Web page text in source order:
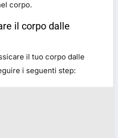
corpo.
il corpo dalle
il tuo corpo dalle
i seguenti step: